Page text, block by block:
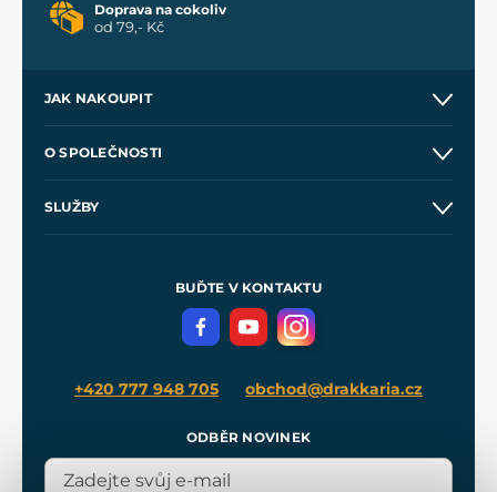
Doprava na cokoliv
od 79,- Kč
JAK NAKOUPIT
Velkoobchod
O SPOLEČNOSTI
SLUŽBY
Meče pro Kingdom Come
BUĎTE V KONTAKTU
+420 777 948 705 obchod@drakkaria.cz
ODBĚR NOVINEK